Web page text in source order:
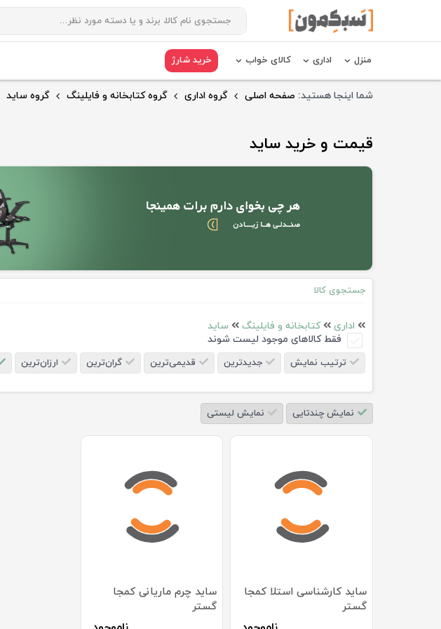
منزل اداری کالای خواب خرید شارژ
شما اینجا هستید: صفحه اصلی گروه اداری گروه کتابخانه و فایلینگ گروه ساید
قیمت و خرید ساید
جستجوی کالا
اداری کتابخانه و فایلینگ
ساید
فقط کالاهای موجود لیست شوند
ترتیب نمایش جدیدترین قدیمی‌ترین گران‌ترین ارزان‌ترین
نمایش چندتایی نمایش لیستی
ساید کارشناسی استلا کمجا
گستر
ساید چرم ماریانی کمجا
گستر